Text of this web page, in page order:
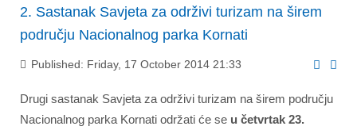
2. Sastanak Savjeta za održivi turizam na širem
području Nacionalnog parka Kornati
Published: Friday, 17 October 2014 21:33
Drugi sastanak Savjeta za održivi turizam na širem području
Nacionalnog parka Kornati održati će se u četvrtak 23.